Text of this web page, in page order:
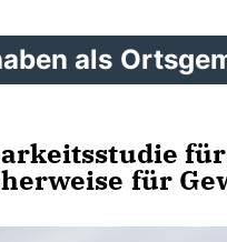
als
für